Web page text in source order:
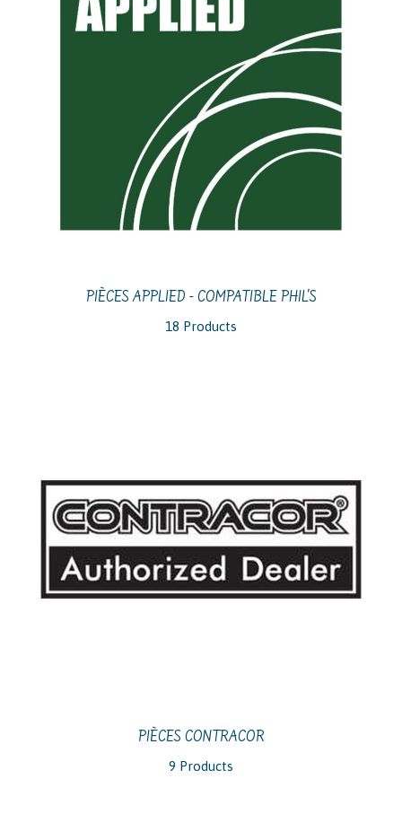
PIÈCES APPLIED - COMPATIBLE PHIL'S
18 Products
PIÈCES CONTRACOR
9 Products